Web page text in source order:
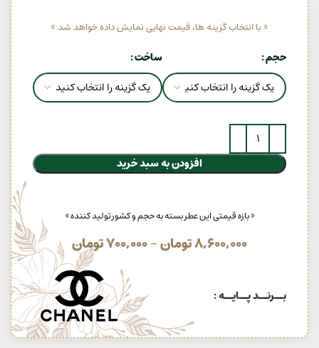
« با انتخاب گزینه ها، قیمت نهایی نمایش داده خواهد شد »
حجم ساخت
افزودن به سبد خرید
« بازه قیمتی این عطر بسته به حجم و کشور تولید کننده »
8,600,000تومان–
700,000تومان
بــرنــد پــایــه :